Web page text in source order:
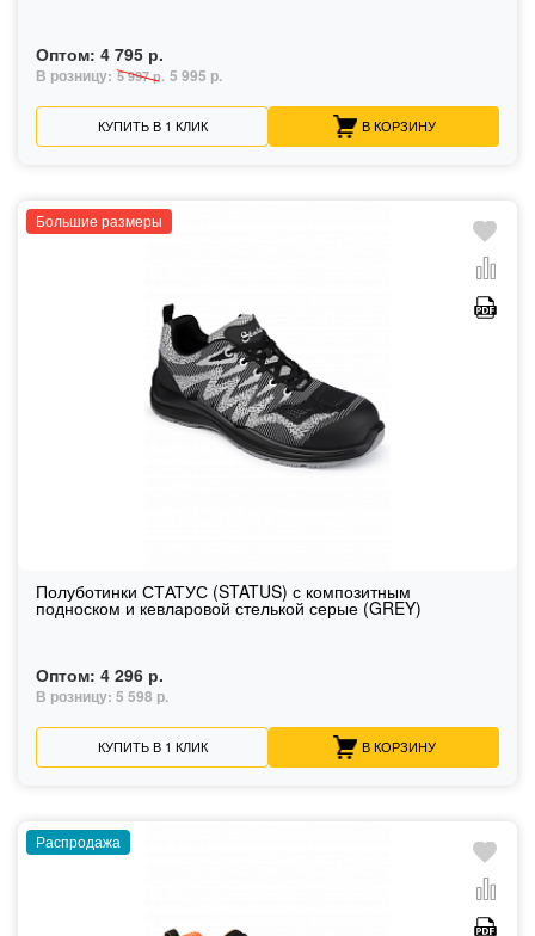
Оптом: 4 795 р.
В розницу: 5 997 р. 5 995 р.
КУПИТЬ В 1 КЛИК В КОРЗИНУ
Большие размеры
Полуботинки СТАТУС (STATUS) с композитным
подноском и кевларовой стелькой серые (GREY)
Оптом: 4 296 р.
В розницу: 5 598 р.
КУПИТЬ В 1 КЛИК В КОРЗИНУ
Распродажа